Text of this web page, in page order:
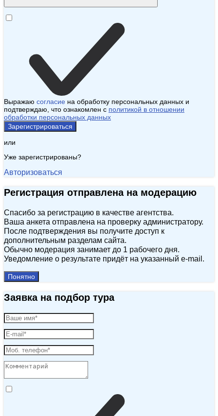
Выражаю согласие на обработку персональных данных и
подтверждаю, что ознакомлен с политикой в отношении
обработки персональных данных
Зарегистрироваться
или
Уже зарегистрированы?
Авторизоваться
Регистрация отправлена на модерацию
Спасибо за регистрацию в качестве агентства.
Ваша анкета отправлена на проверку администратору.
После подтверждения вы получите доступ к
дополнительным разделам сайта.
Обычно модерация занимает до 1 рабочего дня.
Уведомление о результате придёт на указанный e‑mail.
Понятно
Заявка на подбор тура